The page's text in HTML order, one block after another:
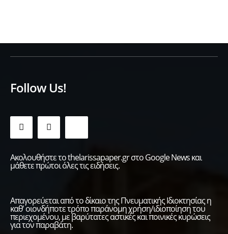
Follow Us!
Ακολουθήστε το thelarissapaper.gr στο Google News και
μάθετε πρώτοι όλες τις ειδήσεις.
Απαγορεύεται από το δίκαιο της Πνευματικής Ιδιοκτησίας η
καθ' οιονδήποτε τρόπο παράνομη χρήση/ιδιοποίηση του
περιεχομένου, με βαρύτατες αστικές και ποινικές κυρώσεις
για τον παραβάτη.